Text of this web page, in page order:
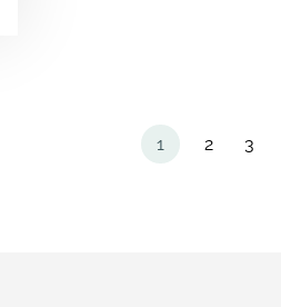
1 2 3